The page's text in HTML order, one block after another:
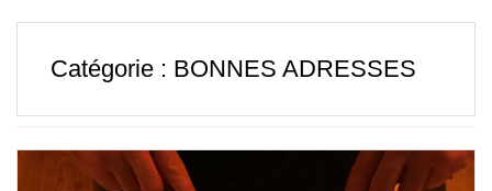
Catégorie : BONNES ADRESSES